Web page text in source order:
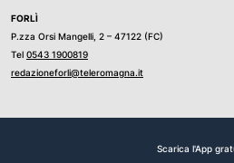
FORLÌ
P.zza Orsi Mangelli, 2 – 47122 (FC)
Tel 0543 1900819
redazioneforli@teleromagna.it
Scarica l'App